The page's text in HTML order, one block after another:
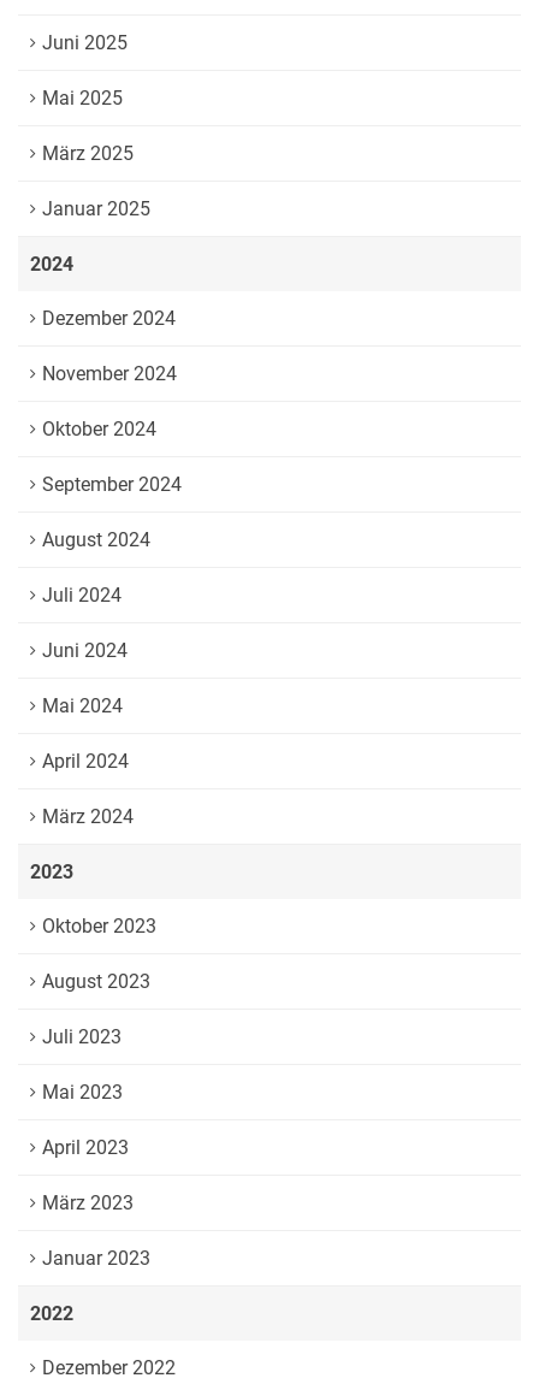
Juni 2025
Mai 2025
März 2025
Januar 2025
2024
Dezember 2024
November 2024
Oktober 2024
September 2024
August 2024
Juli 2024
Juni 2024
Mai 2024
April 2024
März 2024
2023
Oktober 2023
August 2023
Juli 2023
Mai 2023
April 2023
März 2023
Januar 2023
2022
Dezember 2022